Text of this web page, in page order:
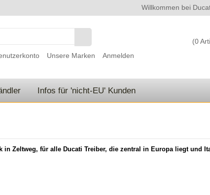
Willkommen bei
(0
Unsere Marken Anmelden
Infos für 'nicht-EU' Kunden
in Zeltweg, für alle Ducati Treiber, die zentral in Europa liegt und